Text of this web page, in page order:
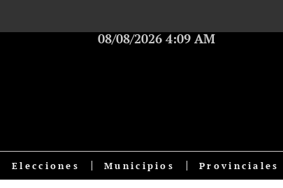
08/08/2026 4:09 AM
Elecciones Municipios Provinciales